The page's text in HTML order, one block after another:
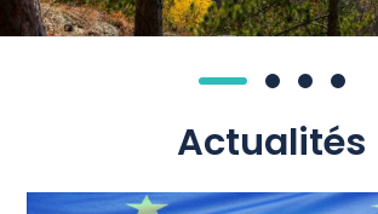
Actualités